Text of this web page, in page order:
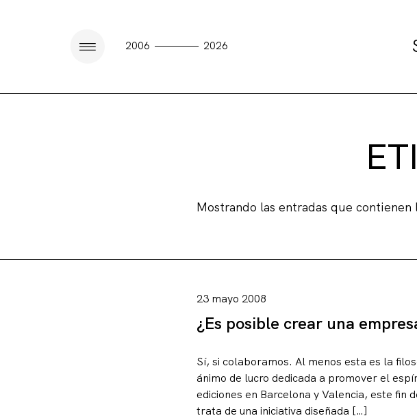
2006 ———— 2026
Mostrando las entradas que
23 mayo 2008
¿Es posible crear una
Sí, si colaboramos. Al menos esta es la
ánimo de lucro dedicada a promover el
ediciones en Barcelona y Valencia, este fin
trata de una iniciativa diseñada […]